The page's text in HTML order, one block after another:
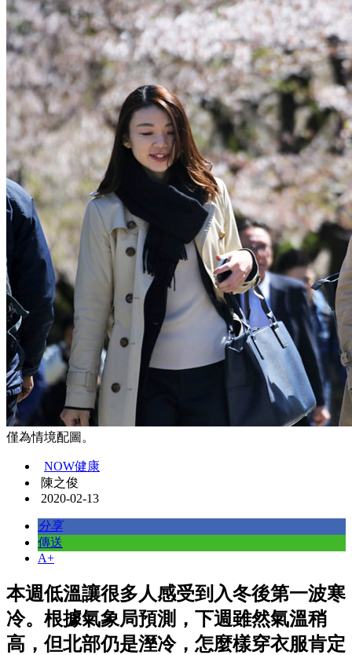
僅為情境配圖。
NOW健康
陳之俊
2020-02-13
分享
傳送
A+
本週低溫讓很多人感受到入冬後第一波寒
冷。根據氣象局預測，下週雖然氣溫稍
高，但北部仍是溼冷，怎麼樣穿衣服肯定